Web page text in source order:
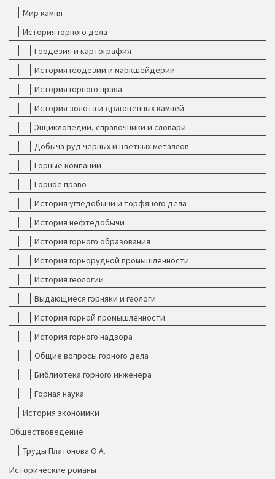
Мир камня
История горного дела
Геодезия и картография
История геодезии и маркшейдерии
История горного права
История золота и драгоценных камней
Энциклопедии, справочники и словари
Добыча руд чёрных и цветных металлов
Горные компании
Горное право
История угледобычи и торфяного дела
История нефтедобычи
История горного образования
История горнорудной промышленности
История геологии
Выдающиеся горняки и геологи
История горной промышленности
История горного надзора
Общие вопросы горного дела
Библиотека горного инженера
Горная наука
История экономики
Обществоведение
Труды Платонова О.А.
Исторические романы